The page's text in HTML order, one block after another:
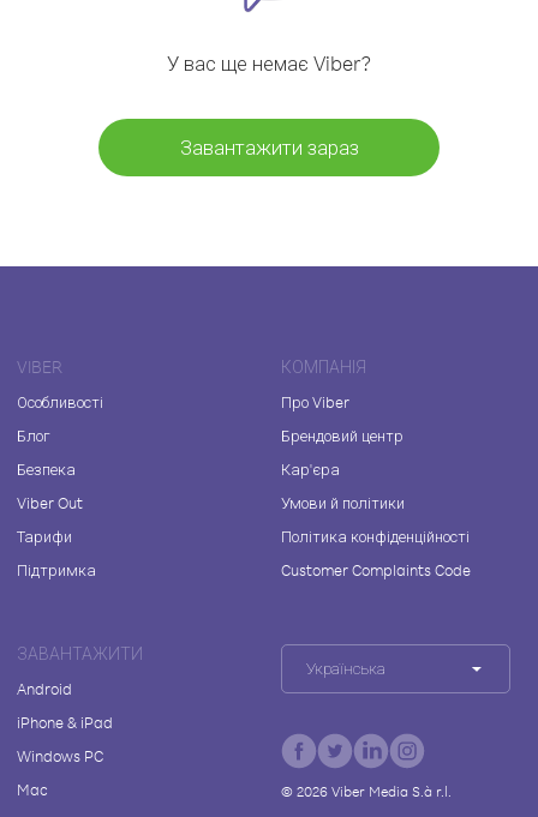
У вас ще немає Viber?
Завантажити зараз
VIBER
Особливості
Блог
Безпека
Viber Out
Тарифи
Підтримка
КОМПАНІЯ
Про Viber
Брендовий центр
Кар'єра
Умови й політики
Політика конфіденційності
Customer Complaints Code
ЗАВАНТАЖИТИ
Android
iPhone & iPad
Windows PC
Mac
Українська
© 2026Viber Media S.à r.l.